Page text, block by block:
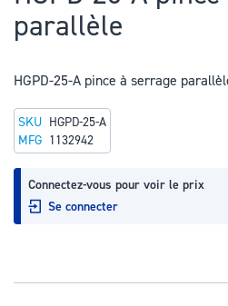
début
la
d’images
parallèle
HGPD-25-A pince à serrage
Connectez-vous pour voir le prix
Se connecter
SKU HGPD-25-A
MFG 1132942